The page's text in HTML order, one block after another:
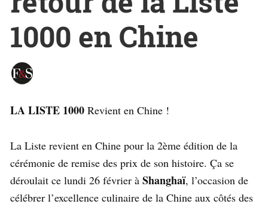
1000 en Chine
LA LISTE 1000 Revient en Chine !
La Liste revient en Chine pour la 2ème édition de la
cérémonie de remise des prix de son histoire. Ça se
déroulait ce lundi 26 février à Shanghaï, l’occasion de
célébrer l’excellence culinaire de la Chine aux côtés des